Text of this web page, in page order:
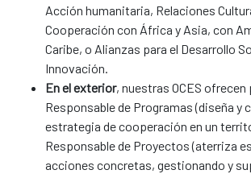
Acción humanitaria, Relaciones
Cooperación con África y Asia, con
Caribe, o Alianzas para el Desarrollo
Innovación.
En el exterior, nuestras OCES
Responsable de Programas (diseña y
estrategia de cooperación en un
Responsable de Proyectos (aterriza
acciones concretas, gestionando y